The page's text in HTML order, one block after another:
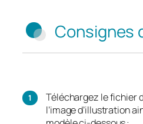
Consignes
Téléchargez le fichier
l’image d’illustration